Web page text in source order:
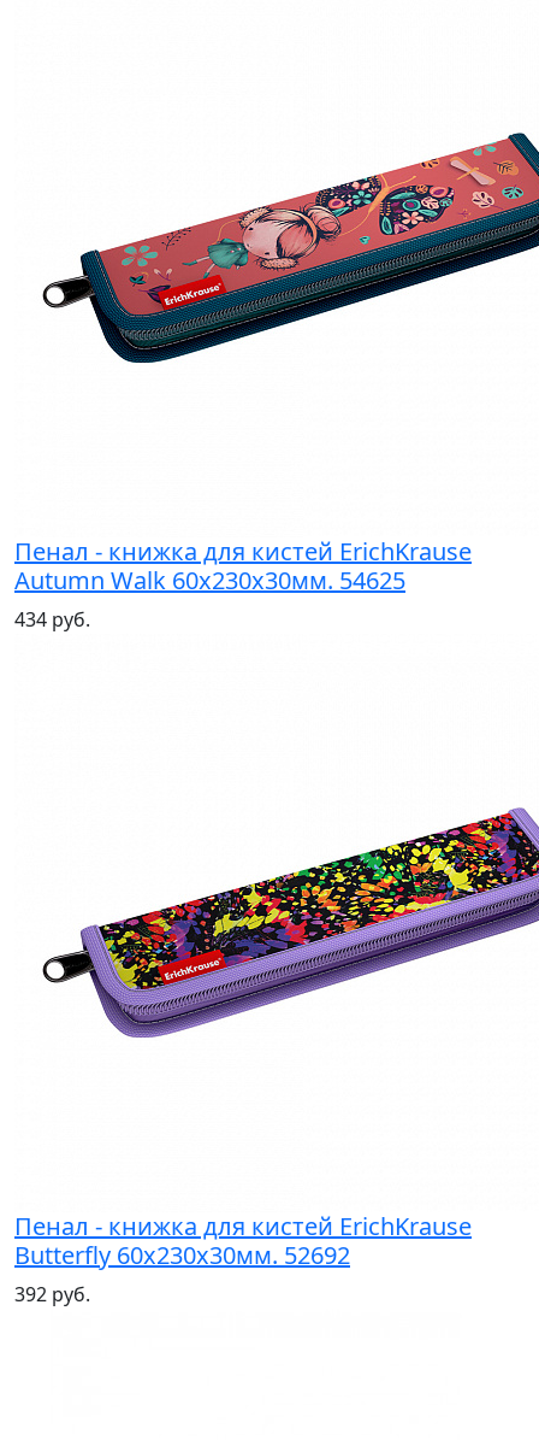
Пенал - книжка для кистей ErichKrause
Autumn Walk 60х230х30мм. 54625
434 руб.
Пенал - книжка для кистей ErichKrause
Butterfly 60х230х30мм. 52692
392 руб.